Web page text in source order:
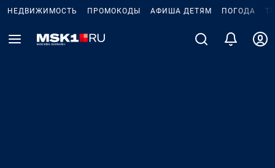
НЕДВИЖИМОСТЬ ПРОМОКОДЫ АФИША ДЕТЯМ ПОГОДА